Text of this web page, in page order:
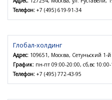
Телефон: +7 (495) 619-91-34
Глобал-холдинг
Адрес: 109651, Москва, Сетуньский 1-
График: пн-пт 09:00-20:00, сб,вс
Телефон: +7 (495) 772-43-95